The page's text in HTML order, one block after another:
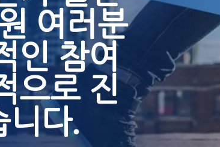
여러분
인 참여
으로 진
니다.